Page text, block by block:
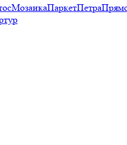
МозаикаПаркетПетра